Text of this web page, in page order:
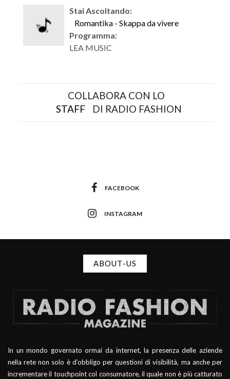
Stai Ascoltando:
Romantika - Skappa da vivere
Programma:
LEA MUSIC
COLLABORA CON LO
STAFF
DI RADIO FASHION
FACEBOOK
INSTAGRAM
ABOUT-US
In un mondo governato ormai da internet, la presenza delle aziende
nella rete non solo è d’obbligo per questioni di visibilità, ma anche per
incrementare il touchpoint col consumatore, il quale non è più catturato